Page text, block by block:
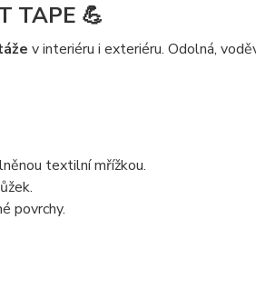
TAPE 💪
v interiéru i exteriéru. Odolná,
textilní mřížkou.
povrchy.